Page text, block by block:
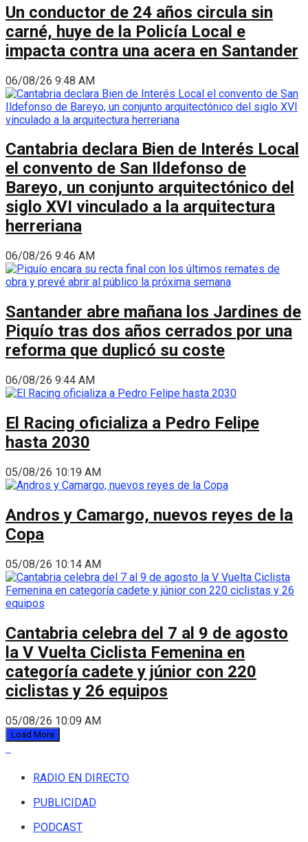
Un conductor de 24 años circula sin
carné, huye de la Policía Local e
impacta contra una acera en Santander
06/08/26 9:48 AM
Cantabria declara Bien de Interés Local
el convento de San Ildefonso de
Bareyo, un conjunto arquitectónico del
siglo XVI vinculado a la arquitectura
herreriana
06/08/26 9:46 AM
Santander abre mañana los Jardines de
Piquío tras dos años cerrados por una
reforma que duplicó su coste
06/08/26 9:44 AM
El Racing oficializa a Pedro Felipe
hasta 2030
05/08/26 10:19 AM
Andros y Camargo, nuevos reyes de la
Copa
05/08/26 10:14 AM
Cantabria celebra del 7 al 9 de agosto
la V Vuelta Ciclista Femenina en
categoría cadete y júnior con 220
ciclistas y 26 equipos
05/08/26 10:09 AM
Load More
RADIO EN DIRECTO
PUBLICIDAD
PODCAST